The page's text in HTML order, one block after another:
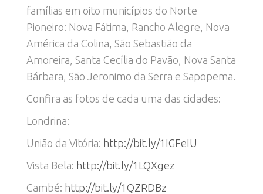
famílias em oito municípios do Norte
Pioneiro: Nova Fátima, Rancho Alegre, Nova
América da Colina, São Sebastião da
Amoreira, Santa Cecília do Pavão, Nova Santa
Bárbara, São Jeronimo da Serra e Sapopema.
Confira as fotos de cada uma das cidades:
Londrina:
União da Vitória: http://bit.ly/1IGFeIU
Vista Bela: http://bit.ly/1LQXgez
Cambé: http://bit.ly/1QZRDBz